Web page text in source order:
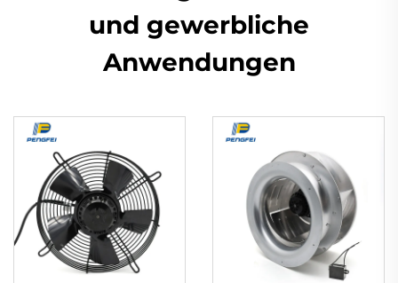
und gewerbliche
Anwendungen